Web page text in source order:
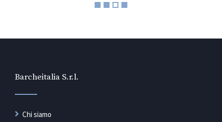
Barcheitalia S.r.l.
Chi siamo